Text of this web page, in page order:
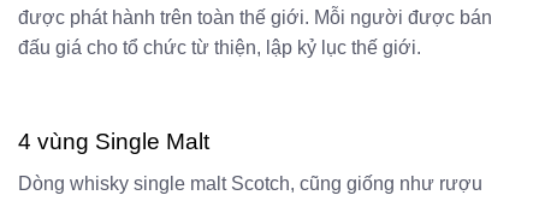
được phát hành trên toàn thế giới. Mỗi người được bán
đấu giá cho tổ chức từ thiện, lập kỷ lục thế giới.
4 vùng Single Malt
Dòng whisky single malt Scotch, cũng giống như rượu